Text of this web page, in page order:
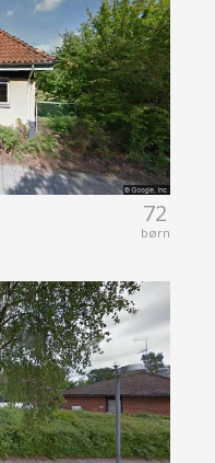
72
børn